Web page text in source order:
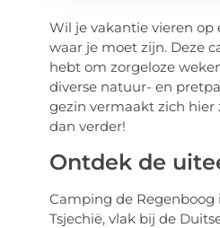
Wil je vakantie vieren op
waar je moet zijn. Deze
hebt om zorgeloze
diverse natuur- en
gezin vermaakt zich hier
dan verder!
Ontdek de
Camping de Regenboog
Tsjechië, vlak bij de